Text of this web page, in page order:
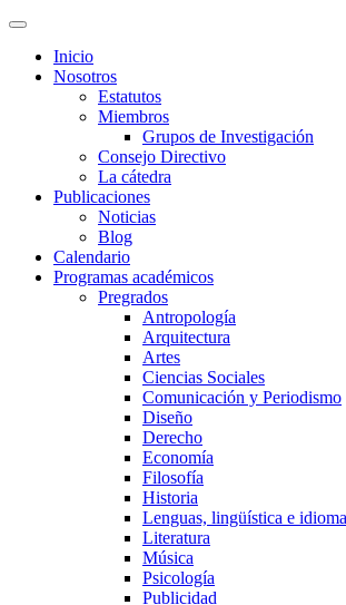
Inicio
Nosotros
Estatutos
Miembros
Grupos de Investigación
Consejo Directivo
La cátedra
Publicaciones
Noticias
Blog
Calendario
Programas académicos
Pregrados
Antropología
Arquitectura
Artes
Ciencias Sociales
Comunicación y Periodismo
Diseño
Derecho
Economía
Filosofía
Historia
Lenguas, lingüística e
Literatura
Música
Psicología
Publicidad